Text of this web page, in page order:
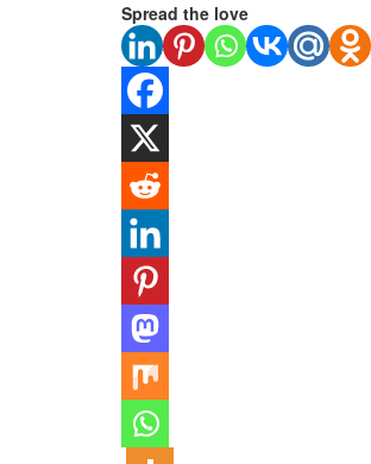
Spread the love